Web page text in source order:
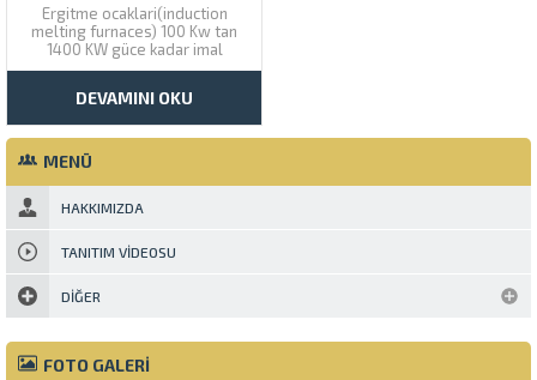
Ergitme ocaklari(induction
melting furnaces) 100 Kw tan
1400 KW güce kadar imal
edilmektedir. Tek faz sistemi
isteğine göre yumuşak start
verilmektedir. Bobinler 500 KW
a kadar hava soğutmalı 500 KW
tan yukarı su+hava soğutmalı
DEVAMINI OKU
MENÜ
HAKKIMIZDA
TANITIM VIDEOSU
DIĞER
FOTO GALERİ